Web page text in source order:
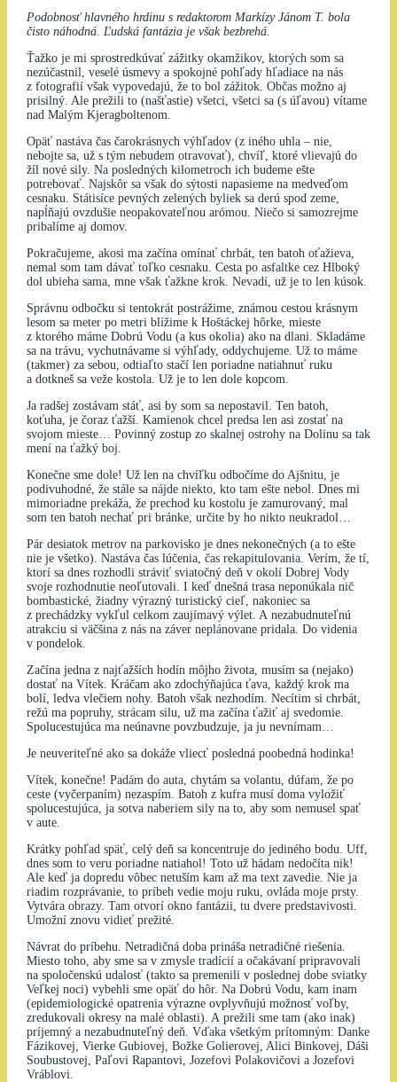
Podobnosť hlavného hrdinu s redaktorom Markízy Jánom T. bola
čisto náhodná. Ľudská fantázia je však bezbrehá.
Ťažko je mi sprostredkúvať zážitky okamžikov, ktorých som sa
nezúčastnil, veselé úsmevy a spokojné pohľady hľadiace na nás
z fotografií však vypovedajú, že to bol zážitok. Občas možno aj
prisilný. Ale prežili to (našťastie) všetci, všetci sa (s úľavou) vítame
nad Malým Kjeragboltenom.
Opäť nastáva čas čarokrásnych výhľadov (z iného uhla – nie,
nebojte sa, už s tým nebudem otravovať), chvíľ, ktoré vlievajú do
žíl nové sily. Na posledných kilometroch ich budeme ešte
potrebovať. Najskôr sa však do sýtosti napasieme na medveďom
cesnaku. Státisíce pevných zelených byliek sa derú spod zeme,
napĺňajú ovzdušie neopakovateľnou arómou. Niečo si samozrejme
pribalíme aj domov.
Pokračujeme, akosi ma začína omínať chrbát, ten batoh oťažieva,
nemal som tam dávať toľko cesnaku. Cesta po asfaltke cez Hlboký
dol ubieha sama, mne však ťažkne krok. Nevadí, už je to len kúsok.
Správnu odbočku si tentokrát postrážime, známou cestou krásnym
lesom sa meter po metri blížime k Hoštáckej hôrke, mieste
z ktorého máme Dobrú Vodu (a kus okolia) ako na dlani. Skladáme
sa na trávu, vychutnávame si výhľady, oddychujeme. Už to máme
(takmer) za sebou, odtiaľto stačí len poriadne natiahnuť ruku
a dotkneš sa veže kostola. Už je to len dole kopcom.
Ja radšej zostávam stáť, asi by som sa nepostavil. Ten batoh,
koťuha, je čoraz ťažší. Kamienok chcel predsa len asi zostať na
svojom mieste… Povinný zostup zo skalnej ostrohy na Dolinu sa tak
mení na ťažký boj.
Konečne sme dole! Už len na chvíľku odbočíme do Ajšnitu, je
podivuhodné, že stále sa nájde niekto, kto tam ešte nebol. Dnes mi
mimoriadne prekáža, že prechod ku kostolu je zamurovaný, mal
som ten batoh nechať pri bránke, určite by ho nikto neukradol…
Pár desiatok metrov na parkovisko je dnes nekonečných (a to ešte
nie je všetko). Nastáva čas lúčenia, čas rekapitulovania. Verím, že tí,
ktorí sa dnes rozhodli stráviť sviatočný deň v okolí Dobrej Vody
svoje rozhodnutie neoľutovali. I keď dnešná trasa neponúkala nič
bombastické, žiadny výrazný turistický cieľ, nakoniec sa
z prechádzky vykľul celkom zaujímavý výlet. A nezabudnuteľnú
atrakciu si väčšina z nás na záver neplánovane pridala. Do videnia
v pondelok.
Začína jedna z najťažších hodín môjho života, musím sa (nejako)
dostať na Vítek. Kráčam ako zdochýňajúca ťava, každý krok ma
bolí, ledva vlečiem nohy. Batoh však nezhodím. Necítim si chrbát,
režú ma popruhy, strácam silu, už ma začína ťažiť aj svedomie.
Spolucestujúca ma neúnavne povzbudzuje, ja ju nevnímam…
Je neuveriteľné ako sa dokáže vliecť posledná poobedná hodinka!
Vítek, konečne! Padám do auta, chytám sa volantu, dúfam, že po
ceste (vyčerpaním) nezaspím. Batoh z kufra musí doma vyložiť
spolucestujúca, ja sotva naberiem sily na to, aby som nemusel spať
v aute.
Krátky pohľad späť, celý deň sa koncentruje do jediného bodu. Uff,
dnes som to veru poriadne natiahol! Toto už hádam nedočíta nik!
Ale keď ja dopredu vôbec netuším kam až ma text zavedie. Nie ja
riadim rozprávanie, to príbeh vedie moju ruku, ovláda moje prsty.
Vytvára obrazy. Tam otvorí okno fantázii, tu dvere predstavivosti.
Umožní znovu vidieť prežité.
Návrat do príbehu. Netradičná doba prináša netradičné riešenia.
Miesto toho, aby sme sa v zmysle tradícií a očakávaní pripravovali
na spoločenskú udalosť (takto sa premenili v poslednej dobe sviatky
Veľkej noci) vybehli sme opäť do hôr. Na Dobrú Vodu, kam inam
(epidemiologické opatrenia výrazne ovplyvňujú možnosť voľby,
zredukovali okresy na malé oblasti). A prežili sme tam (ako inak)
príjemný a nezabudnuteľný deň. Vďaka všetkým prítomným: Danke
Fázikovej, Vierke Gubiovej, Božke Golierovej, Alici Binkovej, Dáši
Soubustovej, Paľovi Rapantovi, Jozefovi Polakovičovi a Jozefovi
Vráblovi.